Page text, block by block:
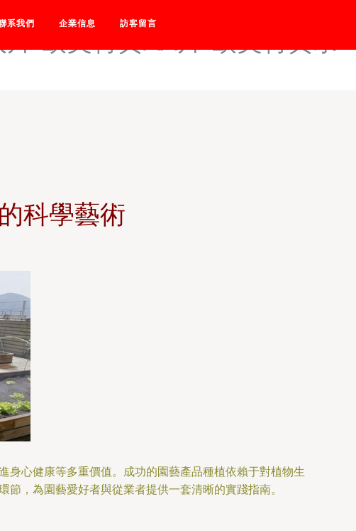
四级电影在线-欧美四级在线
系我們 企業信息 訪客留言
科學藝術
身心健康等多重價值。成功的園藝產品種植依賴于對植物生
，為園藝愛好者與從業者提供一套清晰的實踐指南。